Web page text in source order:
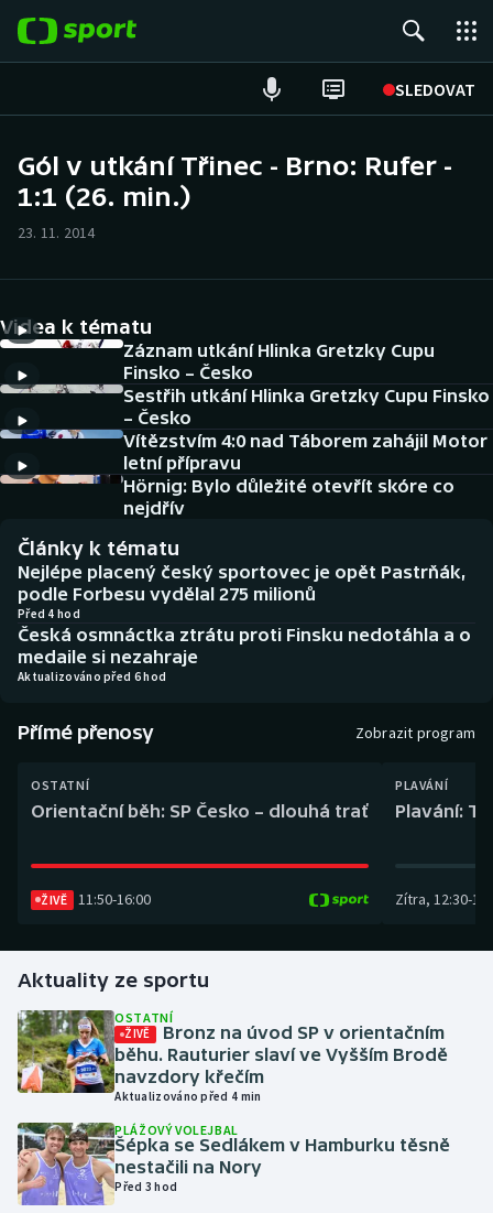
SLEDOVAT
Hokej
Cyklistika
DALŠÍ SPORTY
Americký fotbal
Baseball a softbal
Basketbal
Biatlon
Boby a skeleton
Box
Curling
Golf
Gymnastika
Házená
Jezdectví
Judo
NEPŘEHLÉDNĚTE
Historické návraty
Aplikace ČT sport
AZ kvíz
Gól v utkání Třinec - Brno: Rufer -
1:1 (26. min.)
23. 11. 2014
Videa k tématu
Záznam utkání Hlinka Gretzky Cupu
Finsko – Česko
Sestřih utkání Hlinka Gretzky Cupu Finsko
– Česko
Vítězstvím 4:0 nad Táborem zahájil Motor
letní přípravu
Hörnig: Bylo důležité otevřít skóre co
nejdřív
Články k tématu
Nejlépe placený český sportovec je opět Pastrňák,
podle Forbesu vydělal 275 milionů
Před 4 hod
Česká osmnáctka ztrátu proti Finsku nedotáhla a o
medaile si nezahraje
Aktualizováno před 6 hod
Přímé přenosy Zobrazit program
OSTATNÍ
Orientační běh: SP Česko – dlouhá trať
ŽIVĚ 11:50-16:00
PLAVÁNÍ
Plavání:
Zítra, 12:30-
Aktuality ze sportu
OSTATNÍ
ŽIVĚ
Bronz na úvod SP v orientačním
běhu. Rauturier slaví ve Vyšším Brodě
navzdory křečím
Aktualizováno před 4 min
PLÁŽOVÝ VOLEJBAL
Šépka se Sedlákem v Hamburku těsně
nestačili na Nory
Před 3 hod